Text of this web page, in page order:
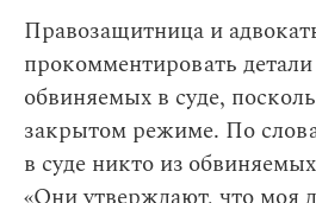
Правозащитница и
прокомментировать
обвиняемых в суде,
закрытом режиме. По
в суде никто из